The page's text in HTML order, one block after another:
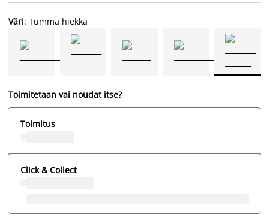
Väri: Tumma hiekka
Toimitetaan vai noudat itse?
Toimitus
Click & Collect